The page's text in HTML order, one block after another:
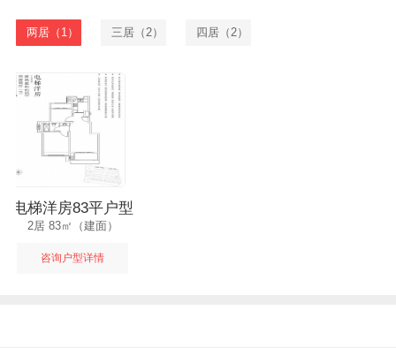
两居（1） 三居（2） 四居（2）
电梯洋房83平户型
2居 83㎡（建面）
咨询户型详情